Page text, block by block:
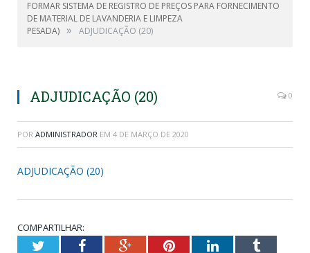
FORMAR SISTEMA DE REGISTRO DE PREÇOS PARA FORNECIMENTO
DE MATERIAL DE LAVANDERIA E LIMPEZA
PESADA) » ADJUDICAÇÃO (20)
ADJUDICAÇÃO (20) 0
POR ADMINISTRADOR EM 4 DE MARÇO DE 2020
ADJUDICAÇÃO (20)
COMPARTILHAR:
TwitterFacebookGoogle+PinterestLinkedInTumblr